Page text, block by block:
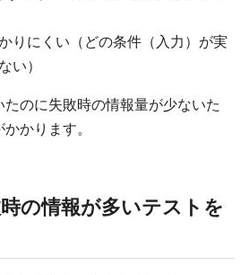
りにくい（どの条件（入力）が実
い）
のに失敗時の情報量が少ないた
かります。
の情報が多いテストを